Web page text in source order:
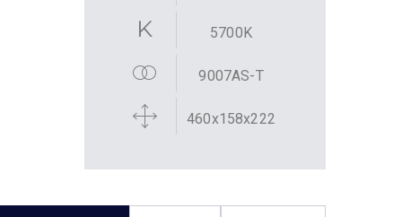
5700K
9007AS-T
460x158x222